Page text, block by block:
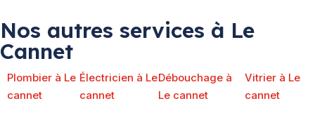
Nos autres services à Le
Cannet
Plombier à Le
cannet
Électricien à Le
cannet
Débouchage à
Le cannet
Vitrier à Le
cannet